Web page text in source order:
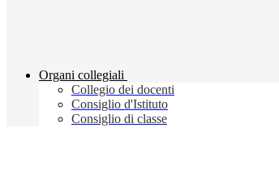
Organi collegiali
Collegio dei docenti
Consiglio d'Istituto
Consiglio di classe